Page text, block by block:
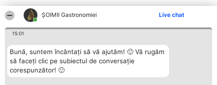
ȘOIMII Gastronomiei Live chat
15:01
Bună, suntem încântați să vă ajutăm! 🙂 Vă rugăm
să faceți clic pe subiectul de conversație
corespunzător! 🙂